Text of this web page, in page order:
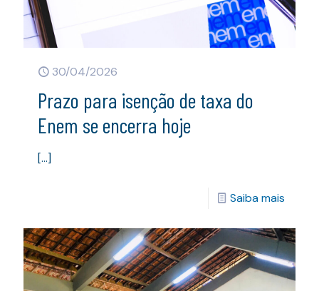
30/04/2026
Prazo para isenção de taxa do
Enem se encerra hoje
[…]
Saiba mais